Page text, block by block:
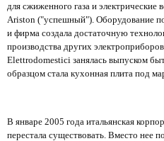
для сжиженного газа и электрические
Ariston ("успешный"). Оборудование
и фирма создала достаточную
производства других
Elettrodomestici занялась выпуском
образцом стала кухонная плита под
В январе 2005 года итальянская
перестала существовать. Вместо нее